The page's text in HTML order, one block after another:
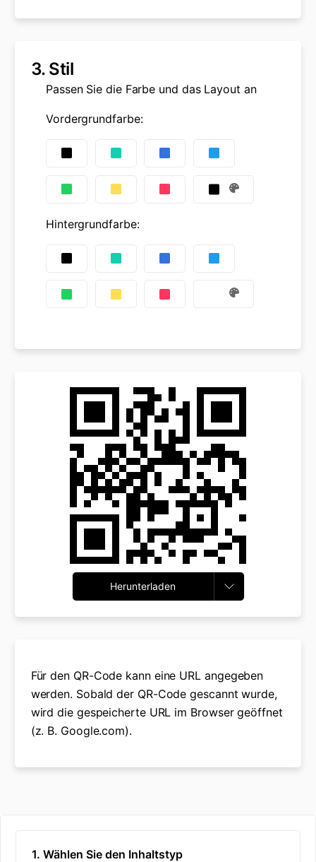
3. Stil
Passen Sie die Farbe und das Layout an
Vordergrundfarbe:
Hintergrundfarbe:
Herunterladen
Für den QR-Code kann eine URL angegeben
werden. Sobald der QR-Code gescannt wurde,
wird die gespeicherte URL im Browser geöffnet
(z. B. Google.com).
1. Wählen Sie den Inhaltstyp